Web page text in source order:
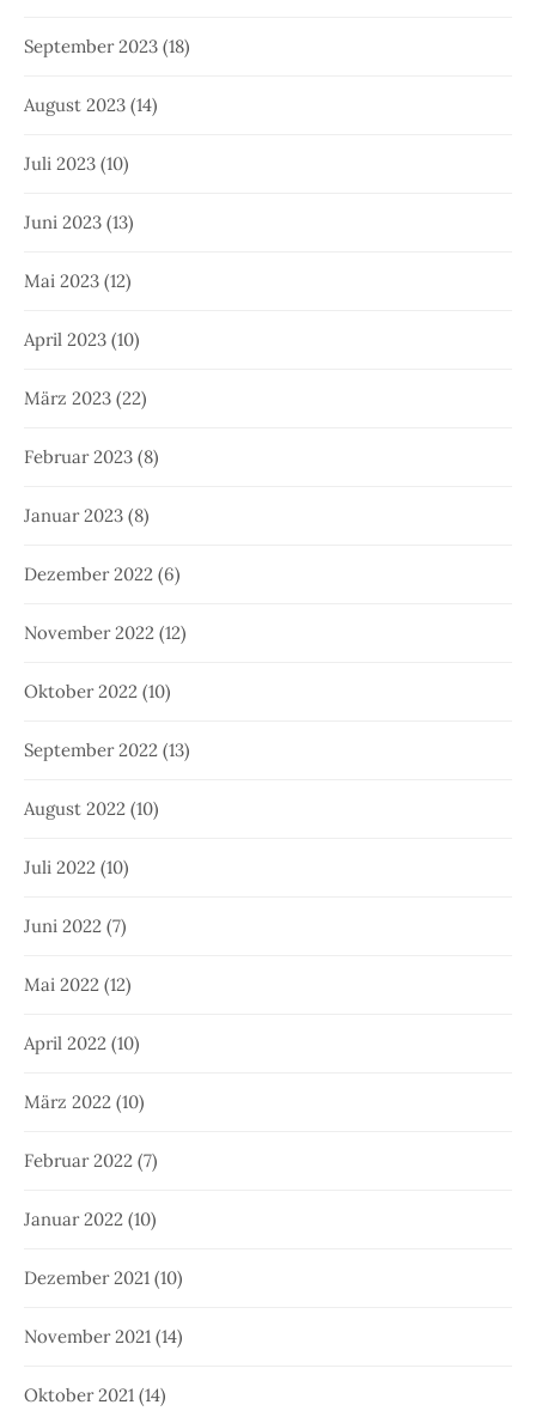
September 2023 (18)
August 2023 (14)
Juli 2023 (10)
Juni 2023 (13)
Mai 2023 (12)
April 2023 (10)
März 2023 (22)
Februar 2023 (8)
Januar 2023 (8)
Dezember 2022 (6)
November 2022 (12)
Oktober 2022 (10)
September 2022 (13)
August 2022 (10)
Juli 2022 (10)
Juni 2022 (7)
Mai 2022 (12)
April 2022 (10)
März 2022 (10)
Februar 2022 (7)
Januar 2022 (10)
Dezember 2021 (10)
November 2021 (14)
Oktober 2021 (14)